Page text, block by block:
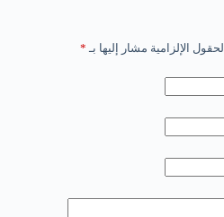
الحقول الإلزامية مشار إليها بـ *